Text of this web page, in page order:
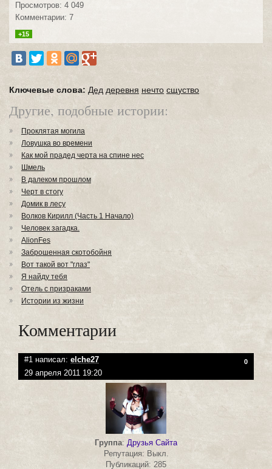
Просмотров: 4 049
Комментарии: 7
+15
Ключевые слова: Дед деревня нечто сщуство
Другие, подобные истории:
Проклятая могила
Ловушка во времени
Как мой прадед черта на спине нес
Шмель
В далеком прошлом
Черт в стогу
Домик в лесу
Волков Кирилл (Часть 1 Начало)
Человек загадка.
AlionFes
Заброшенная скотобойня
Вот такой вот "глаз"
Я найду тебя
Отель с призраками
Истории из жизни
Комментарии
#1 написал: elche27 0
29 апреля 2011 19:20
Группа: Друзья Сайта
Репутация: Выкл.
Публикаций: 285